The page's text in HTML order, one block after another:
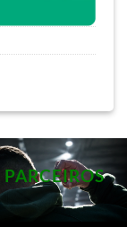
PARCEIROS